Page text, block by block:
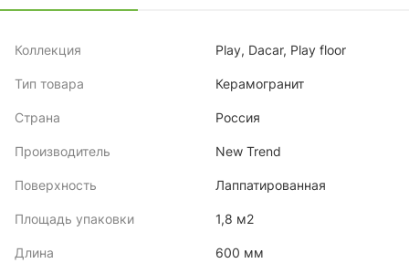
Коллекция Play, Dacar, Play floor
Тип товара Керамогранит
Страна Россия
Производитель New Trend
Поверхность Лаппатированная
Площадь упаковки 1,8 м2
Длина 600 мм